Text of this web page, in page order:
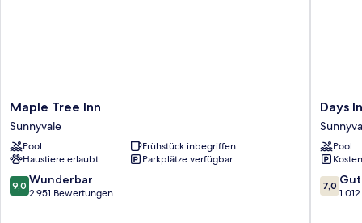
Maple
Tree
Inn
Sunnyvale
Maple Tree Inn
Sunnyvale
Pool
Frühstück inbegriffen
Haustiere erlaubt
Parkplätze verfügbar
9.0
von
9,0 Wunderbar
2.951 Bewertungen
Days
Inn
&
Suites
by
Days
Pool
7.0
von
7,0 Gut